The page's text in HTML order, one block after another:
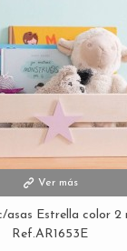
Ver más
asas Estrella color 2
Ref.AR1653E